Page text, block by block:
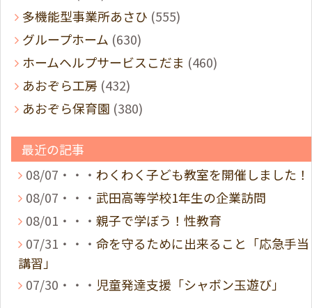
多機能型事業所あさひ (555)
グループホーム (630)
ホームヘルプサービスこだま (460)
あおぞら工房 (432)
あおぞら保育園 (380)
最近の記事
08/07・・・ わくわく子ども教室を開催しました！
08/07・・・ 武田高等学校1年生の企業訪問
08/01・・・ 親子で学ぼう！性教育
07/31・・・ 命を守るために出来ること「応急手当
講習」
07/30・・・ 児童発達支援「シャボン玉遊び」